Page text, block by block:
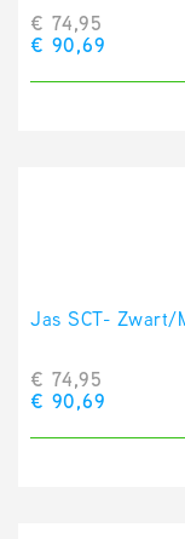
€ 74,95
€ 90,69
Jas SCT- Zwart/
€ 74,95
€ 90,69